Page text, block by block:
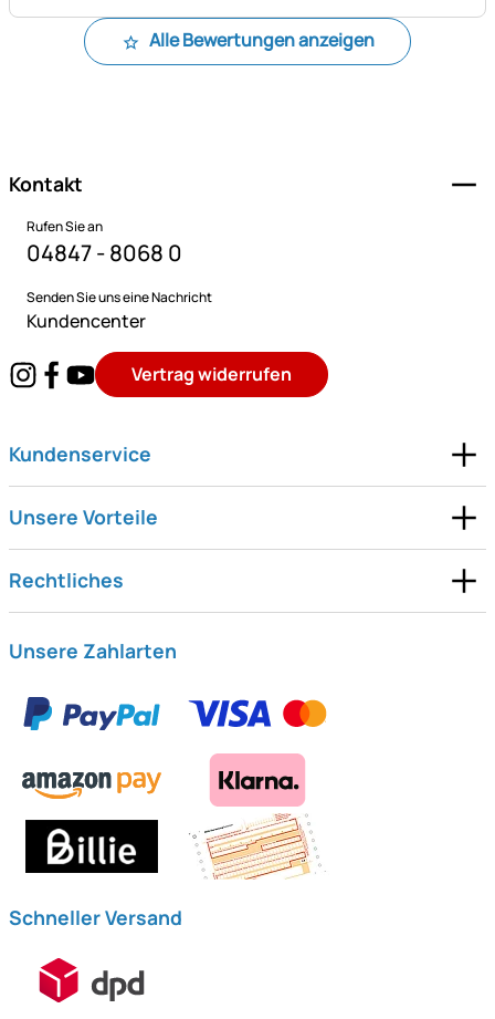
Alle Bewertungen anzeigen
Kontakt
Rufen Sie an
04847 - 8068 0
Senden Sie uns eine Nachricht
Kundencenter
Vertrag widerrufen
Kundenservice
Unsere Vorteile
Rechtliches
Unsere Zahlarten
Schneller Versand